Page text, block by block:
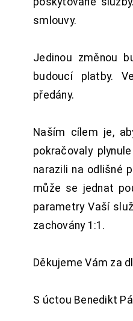
smlouvy.
Jedinou změnou
budoucí platby.
předány.
Naším cílem je,
pokračovaly
narazili na odlišné
může se jednat
parametry Vaší
zachovány 1:1.
Děkujeme Vám za
S úctou Benedikt